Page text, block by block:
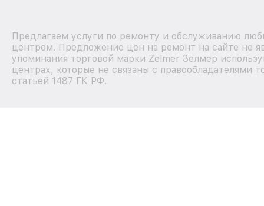
Предлагаем услуги по ремонту и обслуживанию
центром. Предложение цен на ремонт на сайте не
упоминания торговой марки Zelmer Зелмер
центрах, которые не связаны с правообладателями
статьей 1487 ГК РФ.